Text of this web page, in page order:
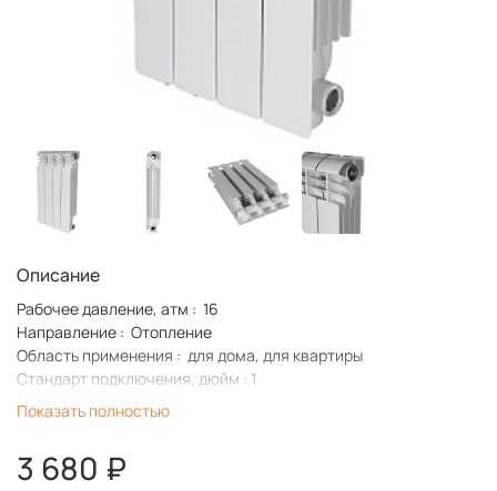
Описание
Рабочее давление, атм : 16
Направление : Отопление
Область применения : для дома, для квартиры
Стандарт подключения, дюйм : 1
Подгруппа : алюминиевые секционные
Показать полностью
3 680 ₽